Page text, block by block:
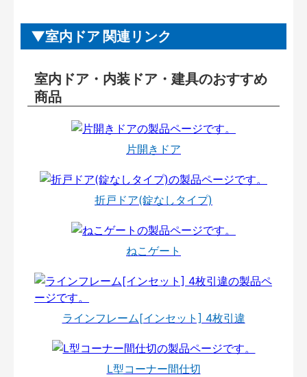
室内ドア 関連リンク
室内ドア・内装ドア・建具のおすすめ
商品
片開きドア
折戸ドア(錠なしタイプ)
ねこゲート
ラインフレーム[インセット] 4枚引違
L型コーナー間仕切